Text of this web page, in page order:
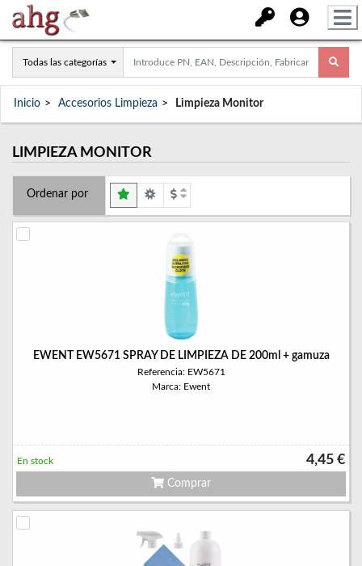
Todas las categorías
Inicio Accesorios Limpieza Limpieza Monitor
LIMPIEZA MONITOR
Ordenar por
EWENT EW5671 SPRAY DE LIMPIEZA DE 200ml + gamuza
Referencia: EW5671
Marca: Ewent
4,45 €
En stock
Comprar